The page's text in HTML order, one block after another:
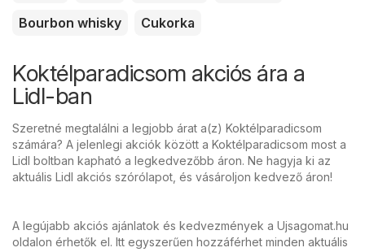
Bourbon whisky
Cukorka
Koktélparadicsom akciós ára a
Lidl-ban
Szeretné megtalálni a legjobb árat a(z) Koktélparadicsom
számára? A jelenlegi akciók között a Koktélparadicsom most a
Lidl boltban kapható a legkedvezőbb áron. Ne hagyja ki az
aktuális Lidl akciós szórólapot, és vásároljon kedvező áron!
A legújabb akciós ajánlatok és kedvezmények a Ujsagomat.hu
oldalon érhetők el. Itt egyszerűen hozzáférhet minden aktuális